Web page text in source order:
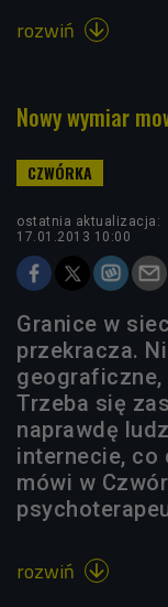
rozwiń 
Nowy wymiar
ostatnia aktualizacja:
17.01.2013 10:00
Granice w
przekracza.
geograficzne,
Trzeba się
naprawdę
internecie, co
mówi w
rozwiń 